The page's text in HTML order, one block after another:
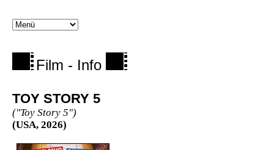
Film - Info
TOY STORY 5
("Toy Story 5")
(USA, 2026)